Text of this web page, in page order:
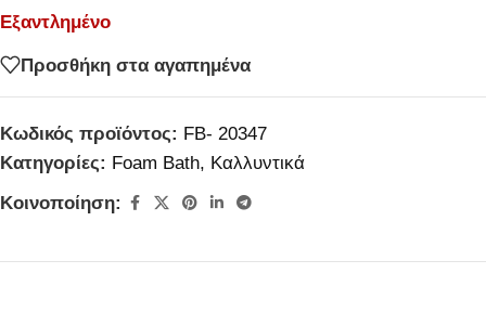
Εξαντλημένο
Προσθήκη στα αγαπημένα
Κωδικός προϊόντος: FB- 20347
Κατηγορίες: Foam Bath, Καλλυντικά
Κοινοποίηση: